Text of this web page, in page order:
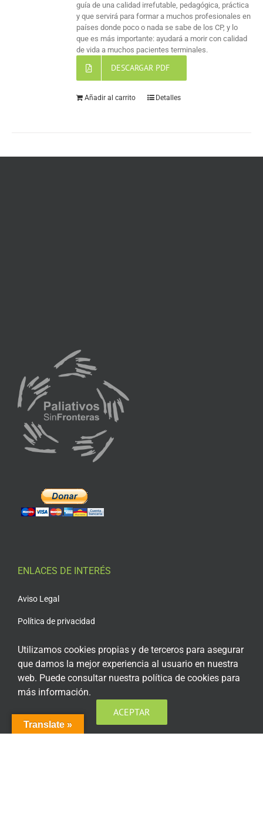
guía de una calidad irrefutable, pedagógica, práctica
y que servirá para formar a muchos profesionales en
países donde poco o nada se sabe de los CP, y lo
que es más importante: ayudará a morir con calidad
de vida a muchos pacientes terminales.
DESCARGAR PDF
Añadir al carrito Detalles
ENLACES DE INTERÉS
Aviso Legal
Política de privacidad
Política de cookies
Condiciones generales de contratación
Acceso plataforma de teleformación
Translate »
Utilizamos cookies propias y de terceros para asegurar
que damos la mejor experiencia al usuario en nuestra
web. Puede consultar nuestra política de cookies para
más información.
ACEPTAR